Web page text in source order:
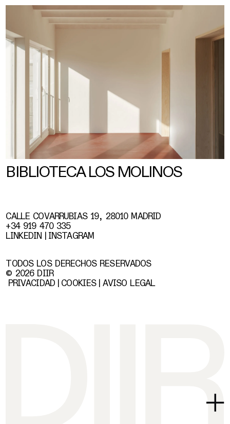
BIBLIOTECA LOS MOLINOS
CALLE COVARRUBIAS 19, 28010 MADRID
+34 919 470 335
LINKEDIN
INSTAGRAM
TODOS LOS DERECHOS RESERVADOS
© 2026 DIIR
PRIVACIDAD
COOKIES AVISO LEGAL